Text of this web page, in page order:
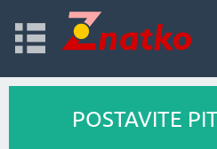
POSTAVITE